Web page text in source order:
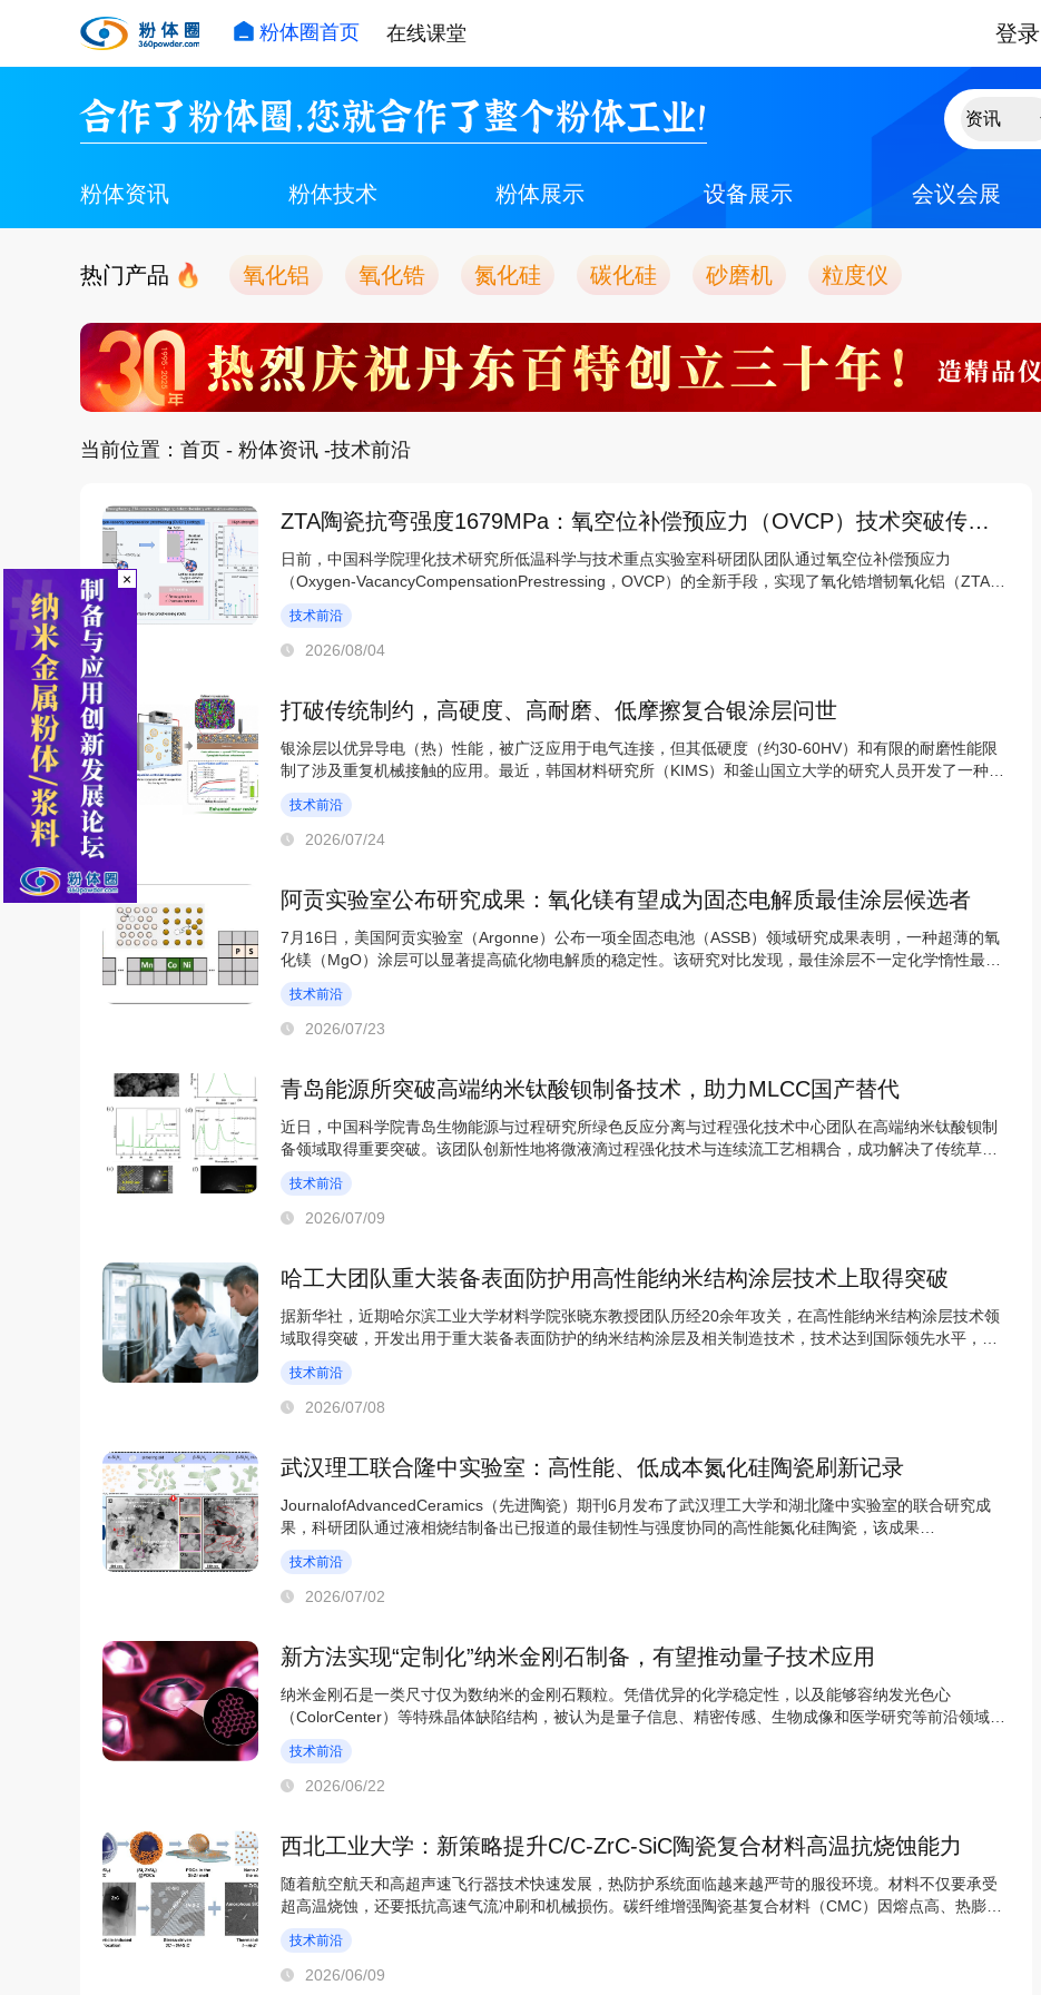
粉体圈首页 在线课堂 登录
合作了粉体圈，您就合作了整个粉体工业！
粉体资讯 粉体技术 粉体展示 设备展示 会议会展
热门产品 氧化铝 氧化锆 氮化硅 碳化硅 砂磨机 粒度仪
当前位置： 首页 - 粉体资讯 -技术前沿
ZTA陶瓷抗弯强度1679MPa：氧空位补偿预应力（OVCP）技术突破传统局限
日前，中国科学院理化技术研究所低温科学与技术重点实验室科研团队团队通过氧空位补偿预应力
（Oxygen-VacancyCompensationPrestressing，OVCP）的全新手段，实现了氧化锆增韧氧化铝（ZTA）
陶瓷力学性能的显著突破——...
技术前沿
2026/08/04
打破传统制约，高硬度、高耐磨、低摩擦复合银涂层问世
银涂层以优异导电（热）性能，被广泛应用于电气连接，但其低硬度（约30-60HV）和有限的耐磨性能限
制了涉及重复机械接触的应用。最近，韩国材料研究所（KIMS）和釜山国立大学的研究人员开发了一种银/
聚四氟乙烯（Ag-P...
技术前沿
2026/07/24
阿贡实验室公布研究成果：氧化镁有望成为固态电解质最佳涂层候选者
7月16日，美国阿贡实验室（Argonne）公布一项全固态电池（ASSB）领域研究成果表明，一种超薄的氧
化镁（MgO）涂层可以显著提高硫化物电解质的稳定性。该研究对比发现，最佳涂层不一定化学惰性最
强，而是反应产物能创...
技术前沿
2026/07/23
青岛能源所突破高端纳米钛酸钡制备技术，助力MLCC国产替代
近日，中国科学院青岛生物能源与过程研究所绿色反应分离与过程强化技术中心团队在高端纳米钛酸钡制
备领域取得重要突破。该团队创新性地将微液滴过程强化技术与连续流工艺相耦合，成功解决了传统草酸
盐共沉淀法中长期...
技术前沿
2026/07/09
哈工大团队重大装备表面防护用高性能纳米结构涂层技术上取得突破
据新华社，近期哈尔滨工业大学材料学院张晓东教授团队历经20余年攻关，在高性能纳米结构涂层技术领
域取得突破，开发出用于重大装备表面防护的纳米结构涂层及相关制造技术，技术达到国际领先水平，已
应用于我国多款重...
技术前沿
2026/07/08
武汉理工联合隆中实验室：高性能、低成本氮化硅陶瓷刷新记录
JournalofAdvancedCeramics（先进陶瓷）期刊6月发布了武汉理工大学和湖北隆中实验室的联合研究成
果，科研团队通过液相烧结制备出已报道的最佳韧性与强度协同的高性能氮化硅陶瓷，该成果
以“Intergrowncolumnarcluster...
技术前沿
2026/07/02
新方法实现“定制化”纳米金刚石制备，有望推动量子技术应用
纳米金刚石是一类尺寸仅为数纳米的金刚石颗粒。凭借优异的化学稳定性，以及能够容纳发光色心
（ColorCenter）等特殊晶体缺陷结构，被认为是量子信息、精密传感、生物成像和医学研究等前沿领域的
重要候选材料。然而，...
技术前沿
2026/06/22
西北工业大学：新策略提升C/C-ZrC-SiC陶瓷复合材料高温抗烧蚀能力
随着航空航天和高超声速飞行器技术快速发展，热防护系统面临越来越严苛的服役环境。材料不仅要承受
超高温烧蚀，还要抵抗高速气流冲刷和机械损伤。碳纤维增强陶瓷基复合材料（CMC）因熔点高、热膨胀
系数低、抗热震性...
技术前沿
2026/06/09
×